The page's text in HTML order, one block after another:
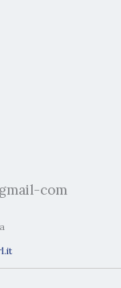
com